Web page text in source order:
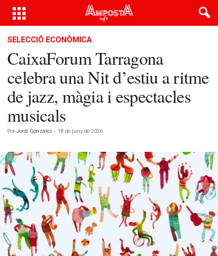
SELECCIÓ ECONÒMICA
CaixaForum Tarragona
celebra una Nit d’estiu a ritme
de jazz, màgia i espectacles
musicals
Por Jordi González - 18 de juny de 2026